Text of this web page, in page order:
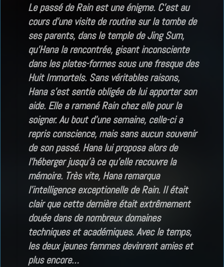
Le passé de Rain est une énigme. C’est au
cours d’une visite de routine sur la tombe de
ses parents, dans le temple de Jing Sum,
qu’Hana la rencontrée, gisant inconsciente
dans les plates-formes sous une fresque des
Huit Immortels. Sans véritables raisons,
Hana s’est sentie obligée de lui apporter son
aide. Elle a ramené Rain chez elle pour la
soigner. Au bout d’une semaine, celle-ci a
repris conscience, mais sans aucun souvenir
de son passé. Hana lui proposa alors de
l’héberger jusqu’à ce qu’elle recouvre la
mémoire. Très vite, Hana remarqua
l’intelligence exceptionelle de Rain. Il était
clair que cette dernière était extrêmement
douée dans de nombreux domaines
techniques et académiques. Avec le temps,
les deux jeunes femmes devinrent amies et
plus encore…